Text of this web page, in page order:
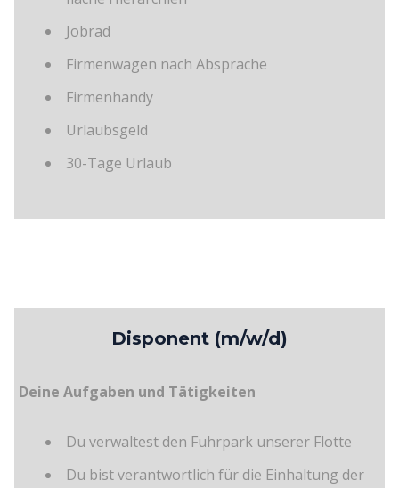
Jobrad
Firmenwagen nach Absprache
Firmenhandy
Urlaubsgeld
30-Tage Urlaub
Disponent (m/w/d)
Deine Aufgaben und Tätigkeiten
Du verwaltest den Fuhrpark unserer Flotte
Du bist verantwortlich für die Einhaltung der